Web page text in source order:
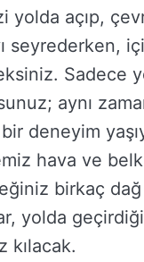
yolda açıp,
seyrederken,
Sadece
aynı
deneyim
hava ve
birkaç
yolda
kılacak.